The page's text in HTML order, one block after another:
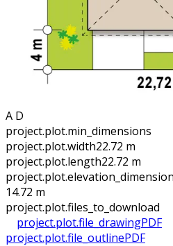
A D
project.plot.min_dimensions
project.plot.width22.72 m
project.plot.length22.72 m
14.72 m
project.plot.files_to_download
project.plot.file_drawingPDF
project.plot.file_outlinePDF